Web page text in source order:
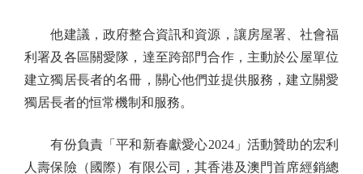
他建議，政府整合資訊和資源，讓房屋署、社會福
利署及各區關愛隊，達至跨部門合作，主動於公屋單位
建立獨居長者的名冊，關心他們並提供服務，建立關愛
獨居長者的恒常機制和服務。
有份負責「平和新春獻愛心2024」活動贊助的宏利
人壽保險（國際）有限公司，其香港及澳門首席經銷總